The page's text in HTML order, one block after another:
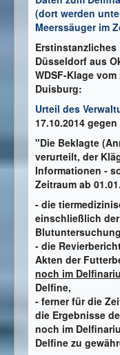
(dort werden
Meerssäuger im
Erstinstanzliches
Düsseldorf aus
WDSF-Klage
Duisburg:
Urteil des
17.10.2014
"Die Beklagte
verurteilt, der
Informationen ‑
Zeitraum ab
- die
einschließlich
- die
Akten der
noch im
Delfine,
- ferner für die
die Ergebnisse
noch im
Delfine zu